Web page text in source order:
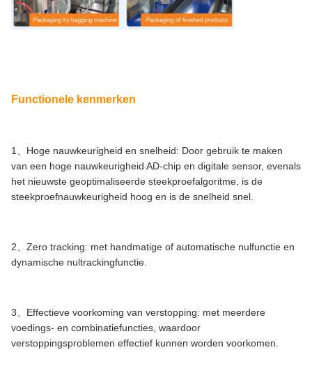
Functionele kenmerken
1、Hoge nauwkeurigheid en snelheid: Door gebruik te maken
van een hoge nauwkeurigheid AD-chip en digitale sensor, evenals
het nieuwste geoptimaliseerde steekproefalgoritme, is de
steekproefnauwkeurigheid hoog en is de snelheid snel.
2、Zero tracking: met handmatige of automatische nulfunctie en
dynamische nultrackingfunctie.
3、Effectieve voorkoming van verstopping: met meerdere
voedings- en combinatiefuncties, waardoor
verstoppingsproblemen effectief kunnen worden voorkomen.